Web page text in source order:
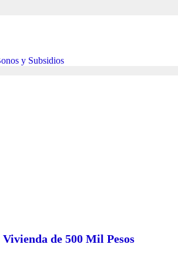
y Subsidios
Vivienda de 500 Mil Pesos